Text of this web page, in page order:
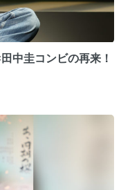
中圭コンビの再来！